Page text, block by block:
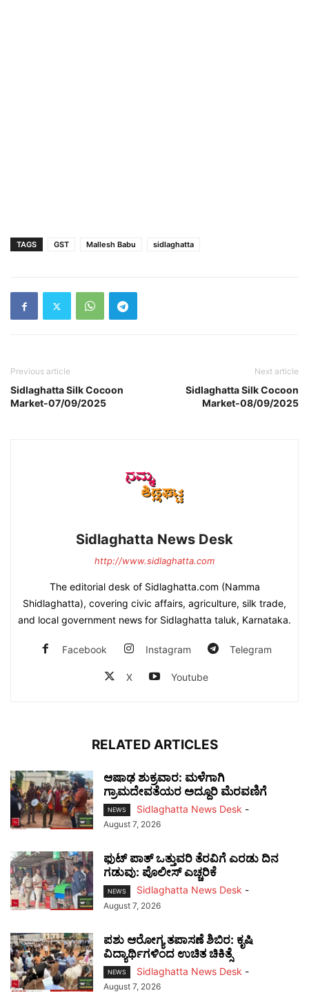
TAGS GST Mallesh Babu sidlaghatta
Previous article
Sidlaghatta Silk Cocoon
Market-07/09/2025
Next article
Sidlaghatta Silk Cocoon
Market-08/09/2025
Sidlaghatta News Desk
http://www.sidlaghatta.com
The editorial desk of Sidlaghatta.com (Namma
Shidlaghatta), covering civic affairs, agriculture, silk trade,
and local government news for Sidlaghatta taluk, Karnataka.
Facebook Instagram Telegram
X Youtube
RELATED ARTICLES
ಆಷಾಢ ಶುಕ್ರವಾರ: ಮಳೆಗಾಗಿ
ಗ್ರಾಮದೇವತೆಯರ ಅದ್ದೂರಿ ಮೆರವಣಿಗೆ
NEWS Sidlaghatta News Desk -
August 7, 2026
ಫುಟ್‌ ಪಾತ್ ಒತ್ತುವರಿ ತೆರವಿಗೆ ಎರಡು ದಿನ
ಗಡುವು: ಪೊಲೀಸ್ ಎಚ್ಚರಿಕೆ
NEWS Sidlaghatta News Desk -
August 7, 2026
ಪಶು ಆರೋಗ್ಯ ತಪಾಸಣೆ ಶಿಬಿರ: ಕೃಷಿ
ವಿದ್ಯಾರ್ಥಿಗಳಿಂದ ಉಚಿತ ಚಿಕಿತ್ಸೆ
NEWS Sidlaghatta News Desk -
August 7, 2026